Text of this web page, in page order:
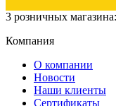
3 розничных
Компания
О компании
Новости
Наши клиенты
Сертификаты